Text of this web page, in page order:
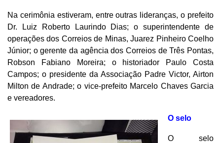
Na cerimônia estiveram, entre outras lideranças, o prefeito
Dr. Luiz Roberto Laurindo Dias; o superintendente de
operações dos Correios de Minas, Juarez Pinheiro Coelho
Júnior; o gerente da agência dos Correios de Três Pontas,
Robson Fabiano Moreira; o historiador Paulo Costa
Campos; o presidente da Associação Padre Victor, Airton
Milton de Andrade; o vice-prefeito Marcelo Chaves Garcia
e vereadores.
O selo
O selo